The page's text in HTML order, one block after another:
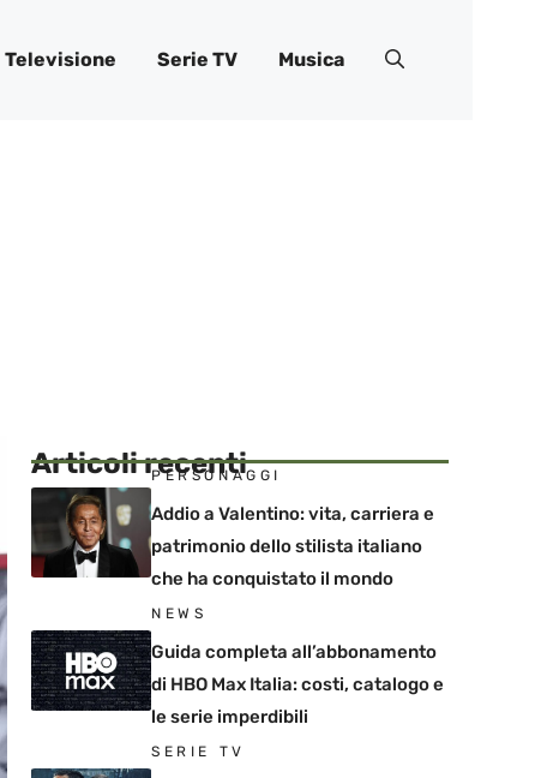
Televisione Serie TV Musica
Articoli recenti
PERSONAGGI
Addio a Valentino: vita, carriera e
patrimonio dello stilista italiano
che ha conquistato il mondo
NEWS
Guida completa all’abbonamento
di HBO Max Italia: costi, catalogo e
le serie imperdibili
SERIE TV